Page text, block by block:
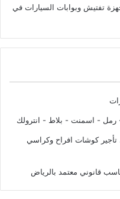
تفتيش وبوابات السيارات في
- اسمنت - بلاط - انترولك
تأجير كوشات افراح وكراسي
قانوني معتمد بالرياض